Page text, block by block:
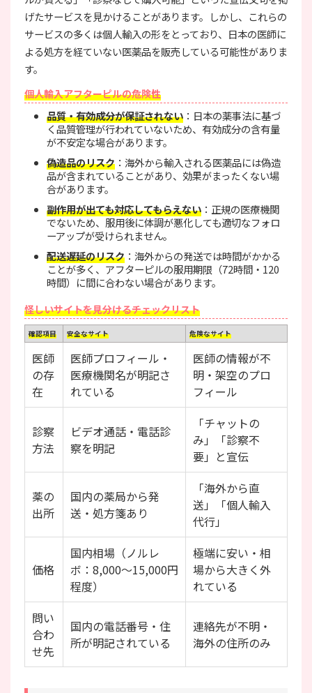
げたサービスを見かけることがあります。しかし、これらの
サービスの多くは個人輸入の形をとっており、日本の医師に
よる処方を経ていない医薬品を販売している可能性がありま
す。
個人輸入アフターピルの危険性
品質・有効成分が保証されない ：日本の薬事法に基づ
く品質管理が行われていないため、有効成分の含有量
が不安定な場合があります。
偽造品のリスク ：海外から輸入される医薬品には偽造
品が含まれていることがあり、効果がまったくない場
合があります。
副作用が出ても対応してもらえない ：正規の医療機関
でないため、服用後に体調が悪化しても適切なフォロ
ーアップが受けられません。
配送遅延のリスク ：海外からの発送では時間がかかる
ことが多く、アフターピルの服用期限（72時間・120
時間）に間に合わない場合があります。
怪しいサイトを見分けるチェックリスト
確認項目 安全なサイト 危険なサイト
医師
の存
在
医師プロフィール・
医療機関名が明記さ
れている
医師の情報が不
明・架空のプロ
フィール
診察
方法
ビデオ通話・電話診
察を明記
「チャットの
み」「診察不
要」と宣伝
薬の
出所
国内の薬局から発
送・処方箋あり
「海外から直
送」「個人輸入
代行」
価格
国内相場（ノルレ
ボ：8,000〜15,000円
程度）
極端に安い・相
場から大きく外
れている
問い
合わ
せ先
国内の電話番号・住
所が明記されている
連絡先が不明・
海外の住所のみ